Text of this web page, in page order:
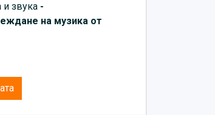
и звука -
на музика от